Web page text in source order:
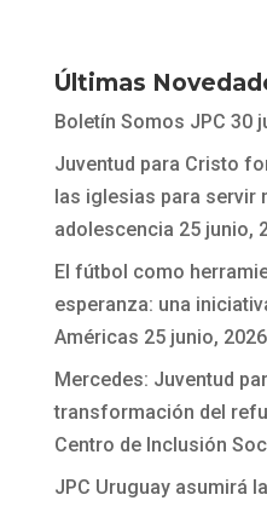
Últimas
Boletín Somos JPC 30
Juventud para Cristo
las iglesias para servir
adolescencia 25 junio,
El fútbol como
esperanza: una
Américas 25 junio, 2026
Mercedes: Juventud
transformación del
Centro de Inclusión
JPC Uruguay asumirá